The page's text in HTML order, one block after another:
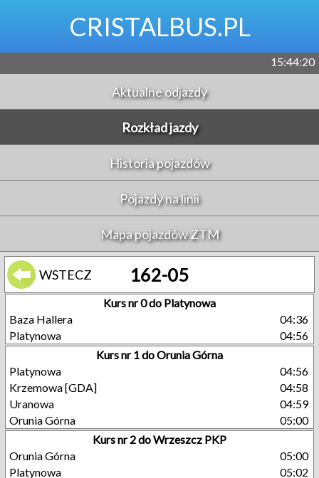
CRISTALBUS.PL
15:44:21
Aktualne odjazdy
Rozkład jazdy
Historia pojazdów
Pojazdy na linii
Mapa pojazdów ZTM
WSTECZ 162-05
Kurs nr 0 do Platynowa
Baza Hallera
04:36
Platynowa
04:56
Kurs nr 1 do Orunia Górna
Platynowa
04:56
Krzemowa [GDA]
04:58
Uranowa
04:59
Orunia Górna
05:00
Kurs nr 2 do Wrzeszcz PKP
Orunia Górna
05:00
Platynowa
05:02